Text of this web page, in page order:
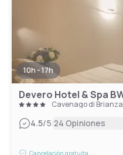
10h - 17h
Cavenago di Brianza
4.5/5|24 Opiniones
Cancelación gratuita